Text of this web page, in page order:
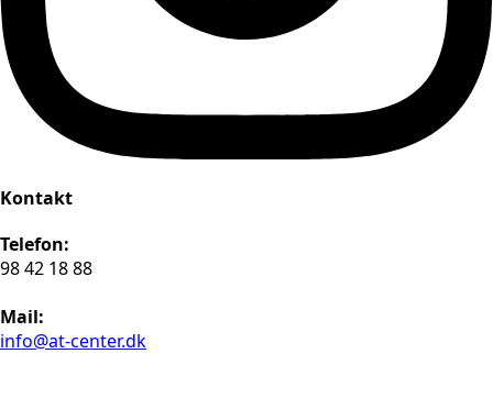
Kontakt
Telefon:
98 42 18 88
Mail:
info@at-center.dk